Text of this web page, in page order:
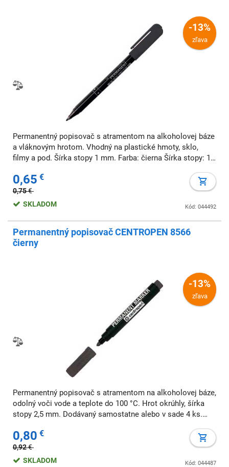
-13%
zľava
Permanentný popisovač s atramentom na alkoholovej báze
a vláknovým hrotom. Vhodný na plastické hmoty, sklo,
filmy a pod. Šírka stopy 1 mm. Farba: čierna Šírka stopy: 1
0,65 €
0,75€
Kód: 044492
SKLADOM
Permanentný popisovač CENTROPEN 8566
čierny
-13%
zľava
Permanentný popisovač s atramentom na alkoholovej báze,
odolný voči vode a teplote do 100 °C. Hrot okrúhly, šírka
stopy 2,5 mm. Dodávaný samostatne alebo v sade 4 ks.
stopy: 2,5 mm Typ hrotu: okr
0,80 €
0,92€
Kód: 044487
SKLADOM